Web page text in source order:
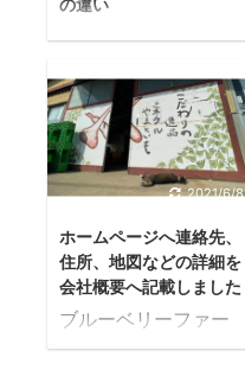
営していくうえで必
要になってくるブル
や用品で買ったもの
を紹介、またはどれ
だけの経費が掛かる
のかをリアルに紹介
っと思ったので１か
月ごとに公開してい
く、という企画をや
ってきます！観光農
園の経営を検討して
ユーロピート（ピー
トモスって何？ ピー
トモスはミズゴケや
スゲ、ヤナギなどの
植物が長い時間かけ
状に変化し作られた
ものです。 さらにそ
こから作られた泥炭
を乾燥させてかまか
く砕いたもののこと
2021/6/8
ホームページへ連絡先、
住所、地図などの詳細を
会社概要へ記載しました
ブルーベリーファー
ムおおたを運営する